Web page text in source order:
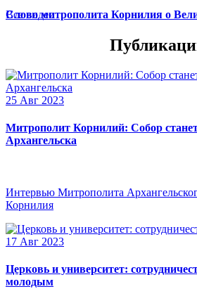
Слово митрополита Корнилия о
Все видео
25 Авг 2023
Митрополит Корнилий: Собор
Архангельска
Интервью Митрополита
Корнилия
17 Авг 2023
Церковь и университет:
молодым